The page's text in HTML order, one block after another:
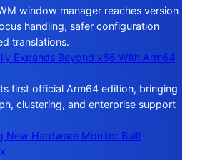
window manager reaches version
handling, safer configuration
translations.
Expands Beyond x86 With Arm64
first official Arm64 edition, bringing
clustering, and enterprise support
New Hardware Monitor Built